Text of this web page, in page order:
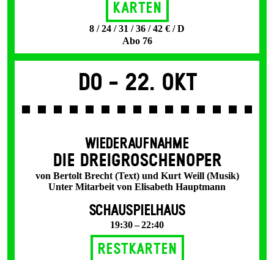
Karten
8 / 24 / 31 / 36 / 42 € / D
Abo 76
Do - 22. Okt
WIEDERAUFNAHME
DIE DREI­GROSCHEN­OPER
von Bertolt Brecht (Text) und Kurt Weill (Musik)
Unter Mitarbeit von Elisabeth Hauptmann
SCHAUSPIELHAUS
19:30 – 22:40
Restkarten